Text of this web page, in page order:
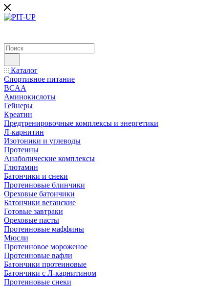
Каталог
Спортивное питание
BCAA
Аминокислоты
Гейнеры
Креатин
Предтренировочные комплексы и энергетики
Л-карнитин
Изотоники и углеводы
Протеины
Анаболические комплексы
Глютамин
Батончики и снеки
Протеиновые блинчики
Ореховые батончики
Батончики веганские
Готовые завтраки
Ореховые пасты
Протеиновые маффины
Мюсли
Протеиновое мороженое
Протеиновые вафли
Батончики протеиновые
Батончики с Л-карнитином
Протеиновые снеки